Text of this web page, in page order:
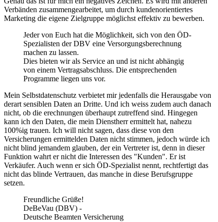
Verbänden zusammengearbeitet, um durch kundenorientiertes
Marketing die eigene Zielgruppe möglichst effektiv zu bewerben.
Jeder von Euch hat die Möglichkeit, sich von den ÖD-
Spezialisten der DBV eine Versorgungsberechnung
machen zu lassen.
Dies bieten wir als Service an und ist nicht abhängig
von einem Vertragsabschluss. Die entsprechenden
Programme liegen uns vor.
Mein Selbstdatenschutz verbietet mir jedenfalls die Herausgabe von
derart sensiblen Daten an Dritte. Und ich weiss zudem auch danach
nicht, ob die erechnungen überhaupt zutreffend sind. Hingegen
kann ich den Daten, die mein Dienstherr ermittelt hat, nahezu
100%ig trauen. Ich will nicht sagen, dass diese von den
Versicherungen ermittelden Daten nicht stimmen, jedoch würde ich
nicht blind jemandem glauben, der ein Vertreter ist, denn in dieser
Funktion wahrt er nicht die Interessen des "Kunden". Er ist
Verkäufer. Auch wenn er sich ÖD-Spezialist nennt, rechtfertigt das
nicht das blinde Vertrauen, das manche in diese Berufsgruppe
setzen.
Freundliche Grüße!
DeBeVau (DBV) -
Deutsche Beamten Versicherung